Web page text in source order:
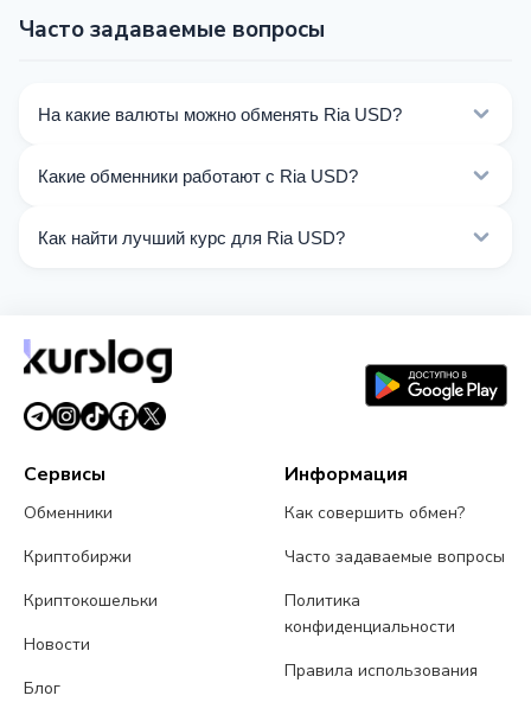
Часто задаваемые вопросы
На какие валюты можно обменять Ria USD?
USD. Выберите нужное направление из списка на
Какие обменники работают с Ria USD?
операции с Ria USD.
Как найти лучший курс для Ria USD?
реальном времени.
Сервисы
Обменники
Криптобиржи
Криптокошельки
Новости
Блог
Информация
Как совершить обмен?
Часто задаваемые вопросы
Политика
конфиденциальности
Правила использования